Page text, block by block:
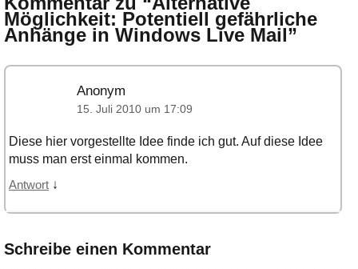
Möglichkeit: Potentiell gefährliche
Anhänge in Windows Live Mail”
Anonym
15. Juli 2010 um 17:09
Diese hier vorgestellte Idee finde ich gut. Auf diese Idee
muss man erst einmal kommen.
Antwort ↓
Schreibe einen Kommentar